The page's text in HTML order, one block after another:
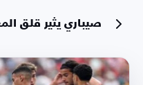
صيباري يثير قلق